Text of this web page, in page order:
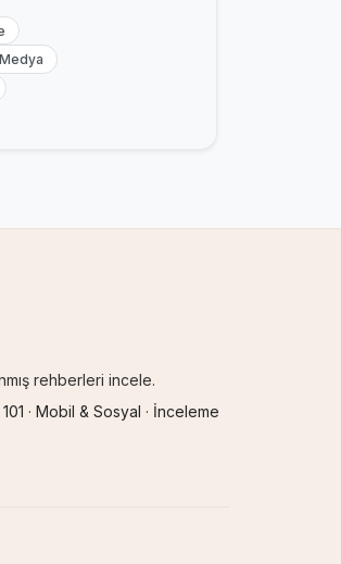
rehberleri incele.
· Mobil & Sosyal · İnceleme